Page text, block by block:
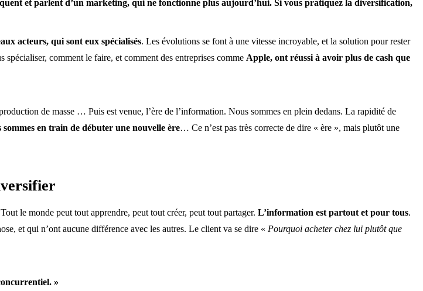
et parlent d’un marketing, qui ne fonctionne plus aujourd’hui. Si vous pratiquez la diversification,
acteurs, qui sont eux spécialisés. Les évolutions se font à une vitesse incroyable, et la solution pour rester
comment le faire, et comment des entreprises comme Apple, ont réussi à avoir plus de cash que
de masse … Puis est venue, l’ère de l’information. Nous sommes en plein dedans. La rapidité de
en train de débuter une nouvelle ère… Ce n’est pas très correcte de dire « ère », mais plutôt une
le monde peut tout apprendre, peut tout créer, peut tout partager. L’information est partout et pour tous.
et qui n’ont aucune différence avec les autres. Le client va se dire « Pourquoi acheter chez lui plutôt que
»